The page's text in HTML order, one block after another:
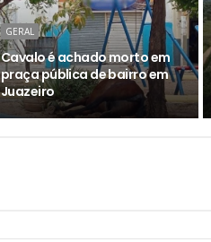
GERAL
Cavalo é achado morto em
praça pública de bairro em
Juazeiro